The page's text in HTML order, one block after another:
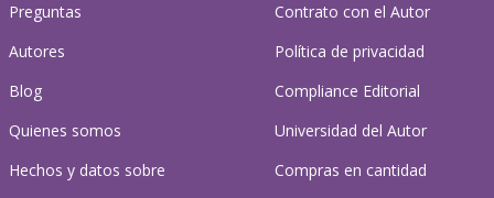
Preguntas
Autores
Blog
Quienes somos
Hechos y datos sobre
Contrato con el Autor
Política de privacidad
Compliance Editorial
Universidad del Autor
Compras en cantidad